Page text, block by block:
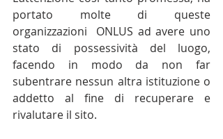
portato molte di queste
organizzazioni  ONLUS ad avere uno
stato di possessività del luogo,
facendo in modo da non far
subentrare nessun altra istituzione o
addetto al fine di recuperare e
rivalutare il sito.